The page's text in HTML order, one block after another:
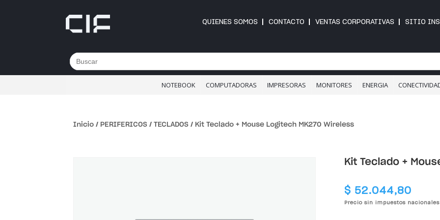
QUIENES SOMOS CONTACTO VENTAS CORPORATIVAS SITIO
Buscar:
NOTEBOOK COMPUTADORAS IMPRESORAS MONITORES ENERGIA
Inicio / PERIFERICOS /TECLADOS / Kit Teclado + Mouse Logitech MK270 Wireless
Kit Teclado +
$ 52.044,80
Precio sin impuestos